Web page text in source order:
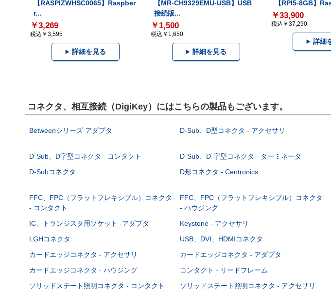
【RASPIZWHSC0065】Raspber
r...
￥3,269
税込￥3,595
詳細を見る
【MR-CH9329EMU-USB】USB
接続版...
￥1,500
税込￥1,650
詳細を見る
【RPI5-8GB】
￥33,900
税込￥37,290
詳細
コネクタ、相互接続（DigiKey）にはこちらの製品もございます。
Betweenシリーズ アダプタ D-Sub、D型コネクタ - アクセサリ
D-Sub、D字型コネクタ - コンタクト D-Sub、D-字型コネクタ - ターミネータ
D-Subコネクタ
D形コネクタ - Centronics
FFC、FPC（フラットフレキシブル）コネクタ
- コンタクト
FFC、FPC（フラットフレキシブル）コネクタ
- ハウジング
IC、トランジスタ用ソケット -アダプタ Keystone - アクセサリ
LGHコネクタ
USB、DVI、HDMIコネクタ
カードエッジコネクタ - アクセサリ
カードエッジコネクタ - アダプタ
カードエッジコネクタ - ハウジング
コンタクト - リードフレーム
ソリッドステート照明コネクタ - コンタクト
ソリッドステート照明コネクタ - アクセサリ